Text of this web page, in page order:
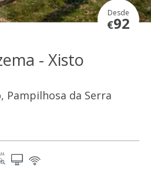
Desde
€92
- Xisto
Pampilhosa da Serra